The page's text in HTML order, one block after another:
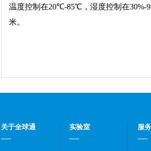
温度控制在20℃-85℃，湿度控制在30%-
米。
关于全球通 实验室 服